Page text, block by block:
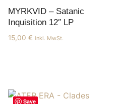
MYRKVID – Satanic
Inquisition 12″ LP
15,00 € inkl. MwSt.
Save